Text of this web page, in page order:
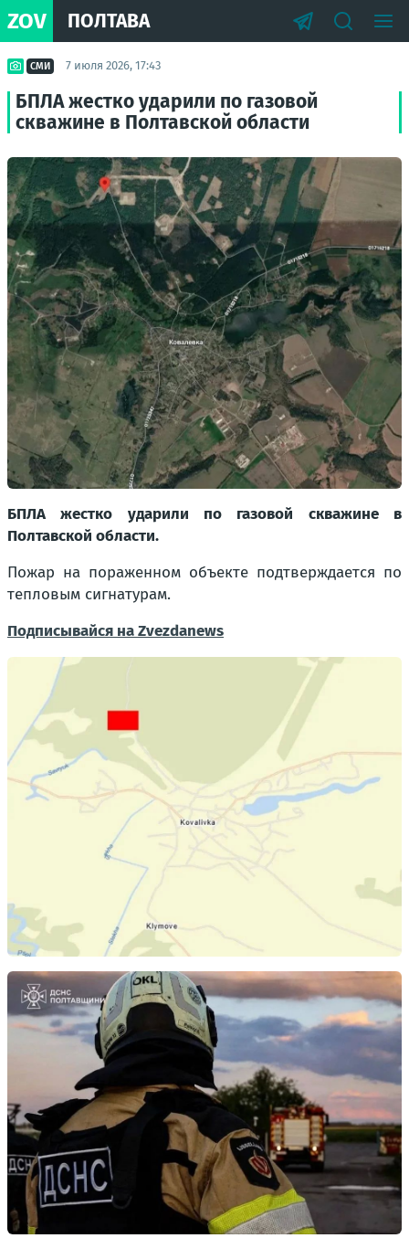
ZOV ПОЛТАВА
СМИ 7 июля 2026, 17:43
БПЛА жестко ударили по газовой
скважине в Полтавской области
БПЛА жестко ударили по газовой скважине в
Полтавской области.
Пожар на пораженном объекте подтверждается по
тепловым сигнатурам.
Подписывайся на Zvezdanews